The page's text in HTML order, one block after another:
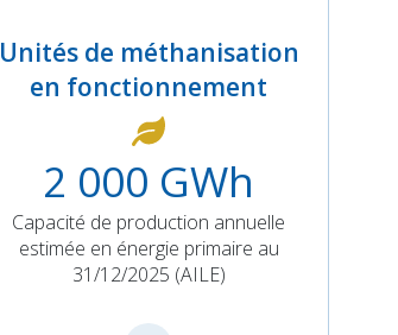
Unités de méthanisation
en fonctionnement
2 000 GWh
Capacité de production annuelle
estimée en énergie primaire au
31/12/2025 (AILE)